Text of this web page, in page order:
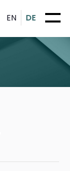
EN DE